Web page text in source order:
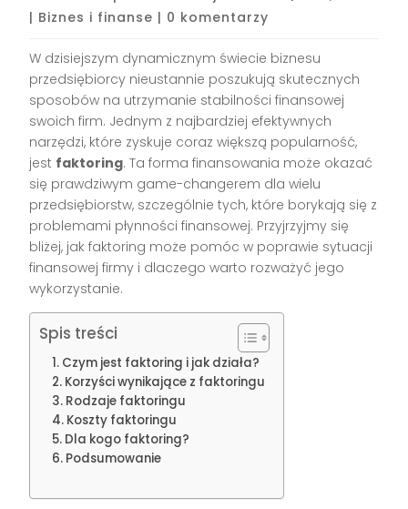
| Biznes i finanse | 0 komentarzy
W dzisiejszym dynamicznym świecie biznesu
przedsiębiorcy nieustannie poszukują skutecznych
sposobów na utrzymanie stabilności finansowej
swoich firm. Jednym z najbardziej efektywnych
narzędzi, które zyskuje coraz większą popularność,
jest faktoring. Ta forma finansowania może okazać
się prawdziwym game-changerem dla wielu
przedsiębiorstw, szczególnie tych, które borykają się z
problemami płynności finansowej. Przyjrzyjmy się
bliżej, jak faktoring może pomóc w poprawie sytuacji
finansowej firmy i dlaczego warto rozważyć jego
wykorzystanie.
Spis treści
Czym jest faktoring i jak działa?
Korzyści wynikające z faktoringu
Rodzaje faktoringu
Koszty faktoringu
Dla kogo faktoring?
Podsumowanie